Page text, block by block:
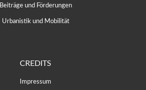
Beiträge und Förderungen
Urbanistik und Mobilität
CREDITS
Impressum